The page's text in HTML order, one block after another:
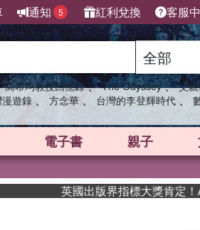
通知 5 紅利兌換 客服
高希均教授回憶錄 、 The Odyssey 、 父
遊錄 、 方念華 、 台灣的李登輝時代 、
電子書 親子
英國出版界指標大獎肯定！A.F.